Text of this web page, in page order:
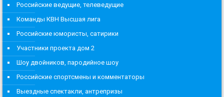
Российские ведущие, телеведущие
Команды КВН Высшая лига
Российские юмористы, сатирики
Участники проекта дом 2
Шоу двойников, пародийное шоу
Российские спортсмены и комментаторы
Выездные спектакли, антрепризы